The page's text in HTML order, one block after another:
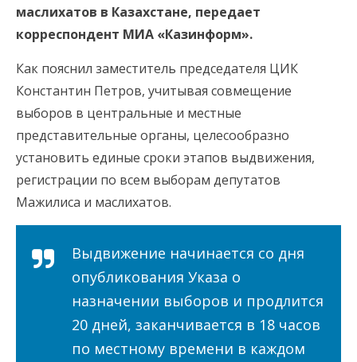
маслихатов в Казахстане, передает
корреспондент МИА «Казинформ».
Как пояснил заместитель председателя ЦИК
Константин Петров, учитывая совмещение
выборов в центральные и местные
представительные органы, целесообразно
установить единые сроки этапов выдвижения,
регистрации по всем выборам депутатов
Мажилиса и маслихатов.
Выдвижение начинается со дня
опубликования Указа о
назначении выборов и продлится
20 дней, заканчивается в 18 часов
по местному времени в каждом